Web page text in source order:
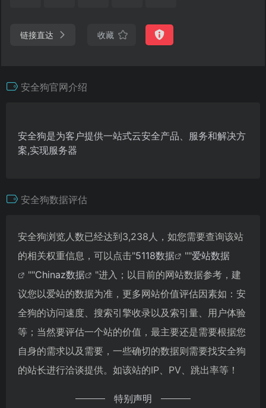
链接直达 收藏
安全狗官网介绍
安全狗是为客户提供一站式云安全产品、服务和解决方
案,实现服务器
安全狗数据评估
安全狗浏览人数已经达到3,238人，如您需要查询该站
的相关权重信息，可以点击"5118数据 ""爱站数据
""Chinaz数据
"进入；以目前的网站数据参考，建
议您以爱站的数据为准，更多网站价值评估因素如：安
全狗的访问速度、搜索引擎收录以及索引量、用户体验
等；当然要评估一个站的价值，最主要还是需要根据您
自身的需求以及需要，一些确切的数据则需要找安全狗
的站长进行洽谈提供。如该站的IP、PV、跳出率等！
特别声明